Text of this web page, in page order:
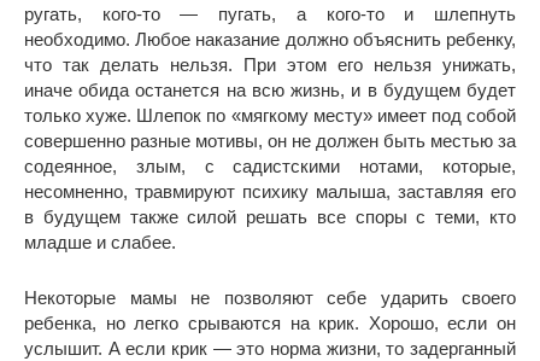
ругать, кого-то — пугать, а кого-то и шлепнуть
необходимо. Любое наказание должно объяснить ребенку,
что так делать нельзя. При этом его нельзя унижать,
иначе обида останется на всю жизнь, и в будущем будет
только хуже. Шлепок по «мягкому месту» имеет под собой
совершенно разные мотивы, он не должен быть местью за
содеянное, злым, с садистскими нотами, которые,
несомненно, травмируют психику малыша, заставляя его
в будущем также силой решать все споры с теми, кто
младше и слабее.
Некоторые мамы не позволяют себе ударить своего
ребенка, но легко срываются на крик. Хорошо, если он
услышит. А если крик — это норма жизни, то задерганный